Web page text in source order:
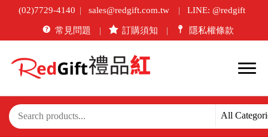
(02)7729-4140 sales@redgift.com.tw LINE: @redgift
常見問題 訂購須知 隱私權條款